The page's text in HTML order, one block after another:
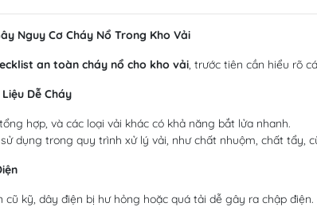
Nguy Cơ Cháy Nổ Trong Kho Vải
an toàn cháy nổ cho kho vải, trước tiên cần hiểu rõ
Dễ Cháy
hợp, và các loại vải khác có khả năng bắt lửa nhanh.
dụng trong quy trình xử lý vải, như chất nhuộm, chất tẩy,
cũ kỹ, dây điện bị hư hỏng hoặc quá tải dễ gây ra chập điện.